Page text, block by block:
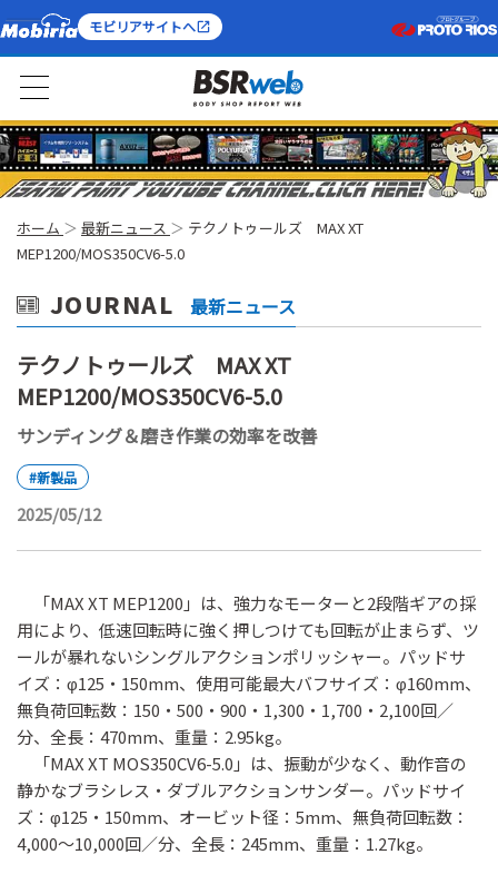
モビリアサイトへ
ホーム 最新ニュース
テクノトゥールズ MAX XT
MEP1200/MOS350CV6-5.0
JOURNAL 最新ニュース
テクノトゥールズ MAX XT
MEP1200/MOS350CV6-5.0
サンディング＆磨き作業の効率を改善
#新製品
2025/05/12
「MAX XT MEP1200」は、強力なモーターと2段階ギアの採
用により、低速回転時に強く押しつけても回転が止まらず、ツ
ールが暴れないシングルアクションポリッシャー。パッドサ
イズ：φ125・150mm、使用可能最大バフサイズ：φ160mm、
無負荷回転数：150・500・900・1,300・1,700・2,100回／
分、全長：470mm、重量：2.95kg。
「MAX XT MOS350CV6-5.0」は、振動が少なく、動作音の
静かなブラシレス・ダブルアクションサンダー。パッドサイ
ズ：φ125・150mm、オービット径：5mm、無負荷回転数：
4,000～10,000回／分、全長：245mm、重量：1.27kg。